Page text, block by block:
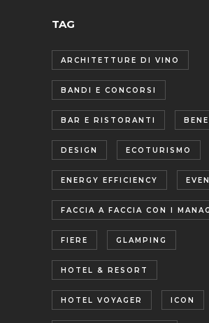
TAG
ARCHITETTURE DI VINO
BANDI E CONCORSI
BAR E RISTORANTI
DESIGN ECOTURISMO
ENERGY EFFICIENCY
FACCIA A FACCIA CON I
FIERE GLAMPING
HOTEL & RESORT
HOTEL VOYAGER ICON